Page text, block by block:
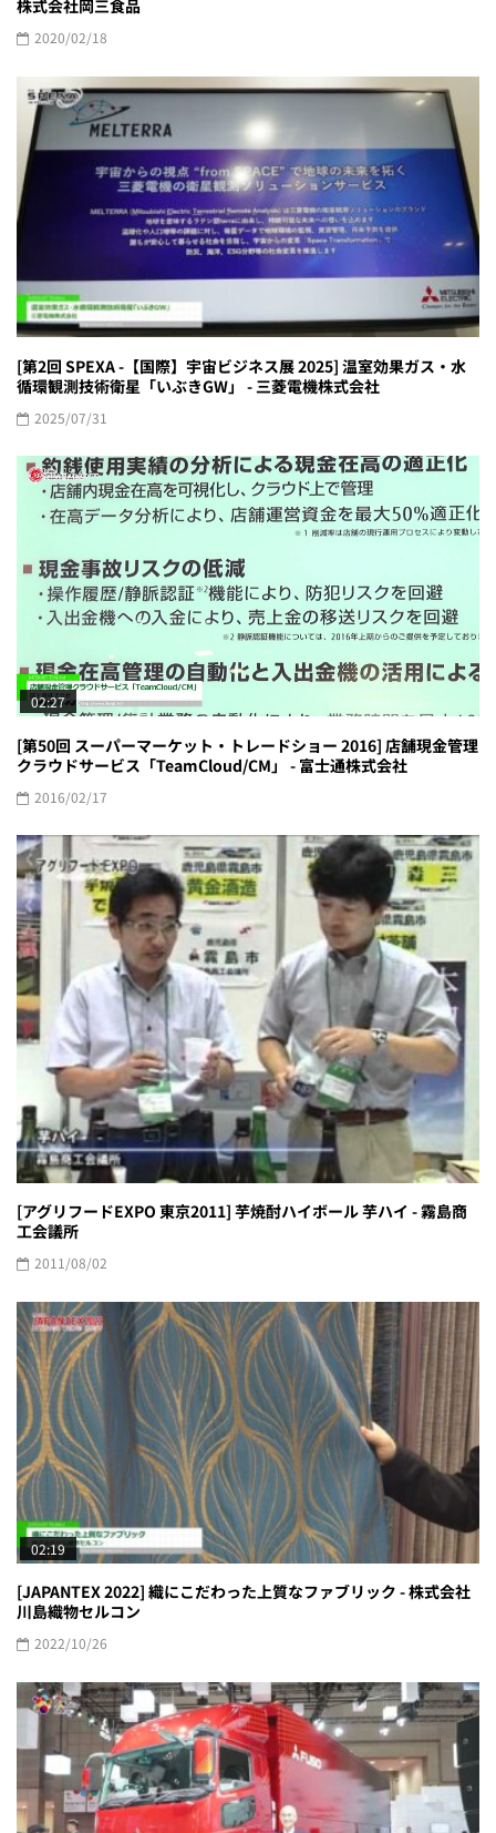
株式会社岡三食品
2020/02/18
[第2回 SPEXA -【国際】宇宙ビジネス展 2025] 温室効果ガス・水
循環観測技術衛星「いぶきGW」 - 三菱電機株式会社
2025/07/31
02:27
[第50回 スーパーマーケット・トレードショー 2016] 店舗現金管理
クラウドサービス「TeamCloud/CM」 - 富士通株式会社
2016/02/17
[アグリフードEXPO 東京2011] 芋焼酎ハイボール 芋ハイ - 霧島商
工会議所
2011/08/02
02:19
[JAPANTEX 2022] 織にこだわった上質なファブリック - 株式会社
川島織物セルコン
2022/10/26